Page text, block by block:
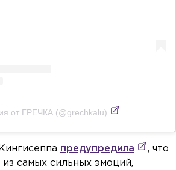
от ГРЕЧКА (@grechkalu)
предупредила
, что
самых сильных эмоций,